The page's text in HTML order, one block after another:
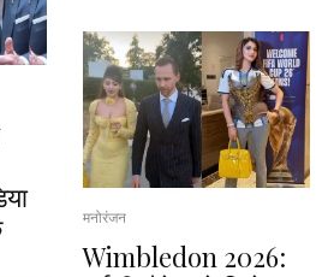
मनोरंजन
Wimbledon 2026: